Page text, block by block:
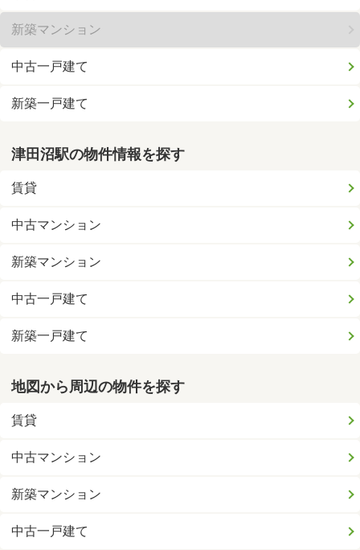
新築マンション
中古一戸建て
新築一戸建て
津田沼駅の物件情報を探す
賃貸
中古マンション
新築マンション
中古一戸建て
新築一戸建て
地図から周辺の物件を探す
賃貸
中古マンション
新築マンション
中古一戸建て